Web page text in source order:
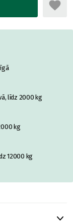
līdz 2000 kg
kg
12000 kg